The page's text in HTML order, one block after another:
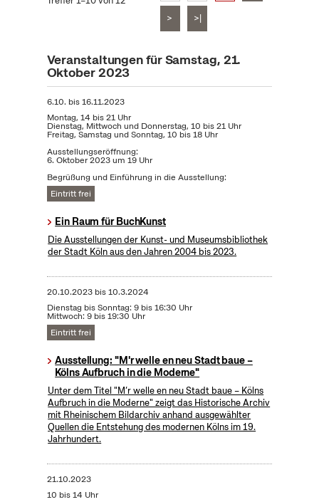
> >|
Veranstaltungen für Samstag, 21.
Oktober 2023
6.10. bis16.11.2023
Montag, 14 bis 21 Uhr
Dienstag, Mittwoch und Donnerstag, 10 bis 21 Uhr
Freitag, Samstag und Sonntag, 10 bis 18 Uhr
Ausstellungseröffnung:
6. Oktober 2023 um 19 Uhr
Begrüßung und Einführung in die Ausstellung:
Eintritt frei
Ein Raum für BuchKunst
Die Ausstellungen der Kunst- und Museumsbibliothek
der Stadt Köln aus den Jahren 2004 bis 2023.
20.10.2023bis10.3.2024
Dienstag bis Sonntag: 9 bis 16:30 Uhr
Mittwoch: 9 bis 19:30 Uhr
Eintritt frei
Ausstellung: "M'r welle en neu Stadt baue –
Kölns Aufbruch in die Moderne"
Unter dem Titel "M’r welle en neu Stadt baue – Kölns
Aufbruch in die Moderne" zeigt das Historische Archiv
mit Rheinischem Bildarchiv anhand ausgewählter
Quellen die Entstehung des modernen Kölns im 19.
Jahrhundert.
21.10.2023
10 bis 14 Uhr